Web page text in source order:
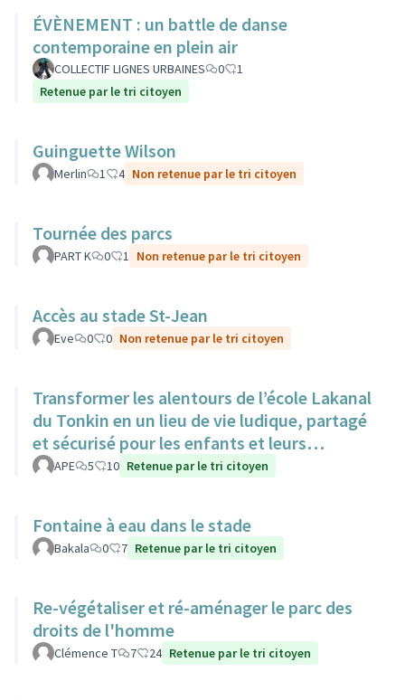
ÉVÈNEMENT : un battle de danse
contemporaine en plein air
COLLECTIF LIGNES URBAINES 0
1
Retenue par le tri citoyen
Guinguette Wilson
Merlin 1 4 Non retenue par le tri citoyen
Tournée des parcs
PART K 0 1 Non retenue par le tri citoyen
Accès au stade St-Jean
Eve 0 0 Non retenue par le tri citoyen
Transformer les alentours de l’école Lakanal
du Tonkin en un lieu de vie ludique, partagé
et sécurisé pour les enfants et leurs
familles.
APE 5 10 Retenue par le tri citoyen
Fontaine à eau dans le stade
Bakala 0 7 Retenue par le tri citoyen
Re-végétaliser et ré-aménager le parc des
droits de l'homme
Clémence T 7 24 Retenue par le tri citoyen